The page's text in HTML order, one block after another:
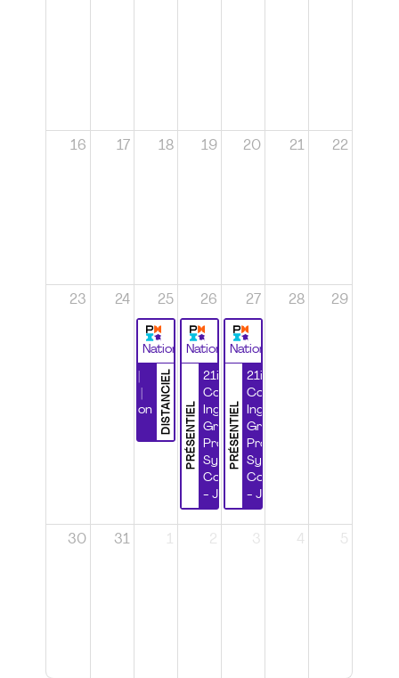
16 17 18 19 20 21 22
23 24 25
National
DISTANCIEL
Certification
26
National
PRÉSENTIEL
21ième
Congrès
Ingénierie
Grands
Projets et
Systèmes
Complexes
- Jour 1
27
National
PRÉSENTIEL
21ième
Congrès
Ingénierie
Grands
Projets et
Systèmes
Complexes
- Jour 2
28 29
30 31 1 2 3 4 5